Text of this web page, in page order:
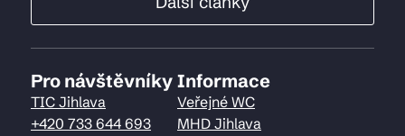
Pro návštěvníky
TIC Jihlava
+420 733 644 693
Informace
Veřejné WC
MHD Jihlava